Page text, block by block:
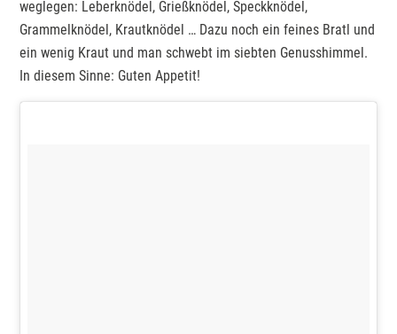
weglegen: Leberknödel, Grießknödel, Speckknödel,
Grammelknödel, Krautknödel … Dazu noch ein feines Bratl und
ein wenig Kraut und man schwebt im siebten Genusshimmel.
In diesem Sinne: Guten Appetit!